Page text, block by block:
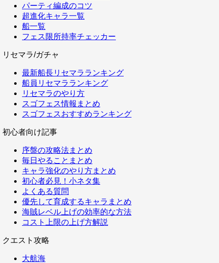
パーティ編成のコツ
超進化キャラ一覧
船一覧
フェス限所持率チェッカー
リセマラ/ガチャ
最新船長リセマラランキング
船員リセマラランキング
リセマラのやり方
スゴフェス情報まとめ
スゴフェスおすすめランキング
初心者向け記事
序盤の攻略法まとめ
毎日やることまとめ
キャラ強化のやり方まとめ
初心者必見！小ネタ集
よくある質問
優先して育成するキャラまとめ
海賊レベル上げの効率的な方法
コスト上限の上げ方解説
クエスト攻略
大航海